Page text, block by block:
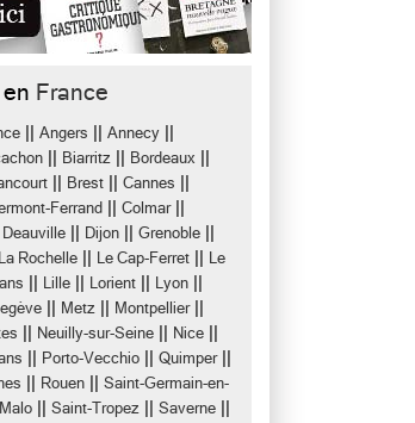
France
Angers Annecy
Biarritz Bordeaux
Brest Cannes
Ferrand Colmar||
Deauville Dijon Grenoble
La Rochelle Le Cap-Ferret
Le
Lille Lorient Lyon
Metz Montpellier||
Neuilly-sur-Seine Nice
Porto-Vecchio Quimper||
Rouen
Saint-Germain-en-
Saint-Tropez Saverne